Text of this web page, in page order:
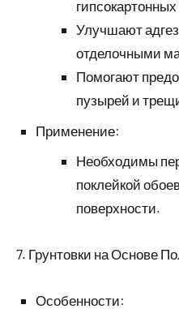
гипсокартонных
Улучшают
отделочными
Помогают
пузырей и
Применение:
Необходимы
поклейкой
поверхности.
7. Грунтовки на Основе
Особенности: